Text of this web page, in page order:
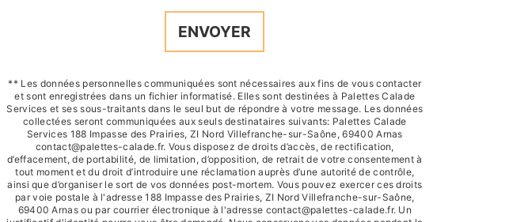
ENVOYER
** Les données personnelles communiquées sont nécessaires aux fins de vous contacter
et sont enregistrées dans un fichier informatisé. Elles sont destinées à Palettes Calade
Services et ses sous-traitants dans le seul but de répondre à votre message. Les données
collectées seront communiquées aux seuls destinataires suivants: Palettes Calade
Services 188 Impasse des Prairies, ZI Nord Villefranche-sur-Saône, 69400 Arnas
contact@palettes-calade.fr. Vous disposez de droits d’accès, de rectification,
d’effacement, de portabilité, de limitation, d’opposition, de retrait de votre consentement à
tout moment et du droit d’introduire une réclamation auprès d’une autorité de contrôle,
ainsi que d’organiser le sort de vos données post-mortem. Vous pouvez exercer ces droits
par voie postale à l'adresse 188 Impasse des Prairies, ZI Nord Villefranche-sur-Saône,
69400 Arnas ou par courrier électronique à l'adresse contact@palettes-calade.fr. Un